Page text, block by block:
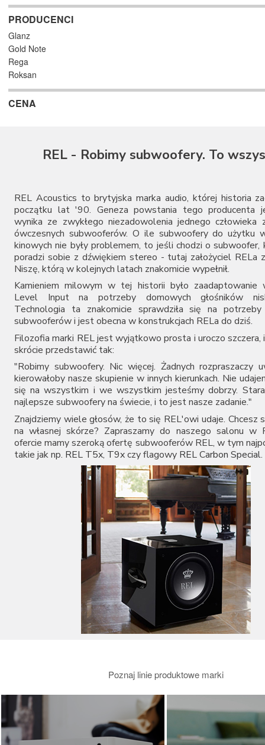
PRODUCENCI
Glanz
Gold Note
Rega
Roksan
CENA
REL - Robimy subwoofery. To
REL Acoustics to brytyjska marka audio, której historia
początku lat '90. Geneza powstania tego producenta
wynika ze zwykłego niezadowolenia jednego człowieka
ówczesnych subwooferów. O ile subwoofery do użytku
kinowych nie były problemem, to jeśli chodzi o
poradzi sobie z dźwiękiem stereo - tutaj założyciel RELa
Niszę, którą w kolejnych latach znakomicie wypełnił.
Kamieniem milowym w tej historii było zaadaptowanie
Level Input na potrzeby domowych głośników
Technologia ta znakomicie sprawdziła się na potrzeby
subwooferów i jest obecna w konstrukcjach RELa do dziś.
Filozofia marki RELjest wyjątkowo prosta i uroczo szczera,
skrócie przedstawić tak:
"Robimy subwoofery. Nic więcej. Żadnych rozpraszaczy
kierowałoby nasze skupienie w innych kierunkach. Nie
się na wszystkim i we wszystkim jesteśmy dobrzy.
najlepsze subwoofery na świecie, i to jest nasze zadanie."
Znajdziemy wiele głosów, że to się REL'owi udaje. Chcesz
na własnej skórze? Zapraszamy do naszego salonu w
ofercie mamy szeroką ofertę subwooferów REL, w tym
takie jak np. REL T5x, T9xczy flagowy REL Carbon Special.
Poznaj linie produktowe marki